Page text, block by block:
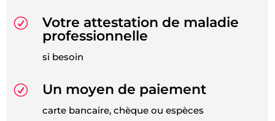
R
Votre attestation de maladie
professionnelle
si besoin
R Un moyen de paiement
carte bancaire, chèque ou espèces